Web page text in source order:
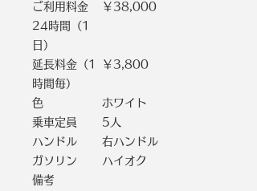
ご利用料金
24時間（1
日）
￥38,000
延長料金（1
時間毎）
￥3,800
色
ホワイト
乗車定員
5人
ハンドル
右ハンドル
ガソリン
ハイオク
備考